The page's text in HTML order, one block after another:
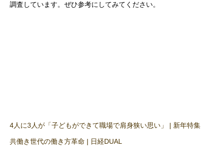
調査しています。ぜひ参考にしてみてください。
4人に3人が「子どもができて職場で肩身狭い思い」 | 新年特集
共働き世代の働き方革命 | 日経DUAL